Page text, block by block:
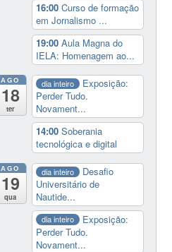
16:00Curso de formação
em Jornalismo ...
19:00Aula Magna do
IELA: Homenagem ao...
AGO
18
ter
dia inteiro
Exposição:
Perder Tudo.
Novament...
14:00Soberania
tecnológica e digital
AGO
19
qua
dia inteiro
Desafio
Universitário de
Nautide...
dia inteiro
Exposição:
Perder Tudo.
Novament...